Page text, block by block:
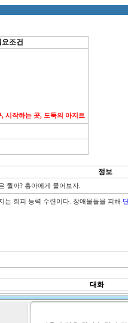
요조건
시작하는 곳, 도둑의 아지트
정보
뭘까? 홍아에게 물어보자.
는 회피 능력 수련이다. 장애물들을 피해
대화